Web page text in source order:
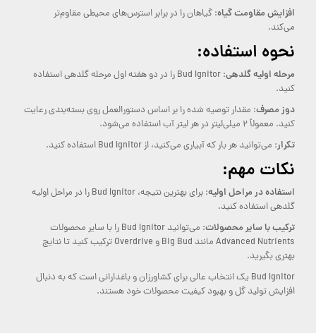
افزایش مقاومت گیاه: گیاهان را در برابر استرس‌های محیطی مقاوم‌تر
می‌کند.
نحوه استفاده:
مرحله اولیه گلدهی
: Bud Ignitor را در دو هفته اول مرحله گلدهی استفاده
کنید.
دوز مصرف: مقدار توصیه شده را بر اساس دستورالعمل روی بسته‌بندی رعایت
کنید. معمولاً ۲ میلی‌لیتر در هر لیتر آب استفاده می‌شود.
تکرار: می‌توانید هر بار که آبیاری می‌کنید، از Bud Ignitor استفاده کنید.
نکات مهم:
استفاده در مراحل اولیه
: برای بهترین نتیجه، Bud Ignitor را در مراحل اولیه
گلدهی استفاده کنید.
ترکیب با سایر محصولات
: می‌توانید Bud Ignitor را با سایر محصولات
Advanced Nutrients مانند Big Bud و Overdrive ترکیب کنید تا نتایج
بهتری بگیرید.
Bud Ignitor یک انتخاب عالی برای کشاورزان و باغدارانی است که به دنبال
افزایش تولید گل و بهبود کیفیت محصولات خود هستند.